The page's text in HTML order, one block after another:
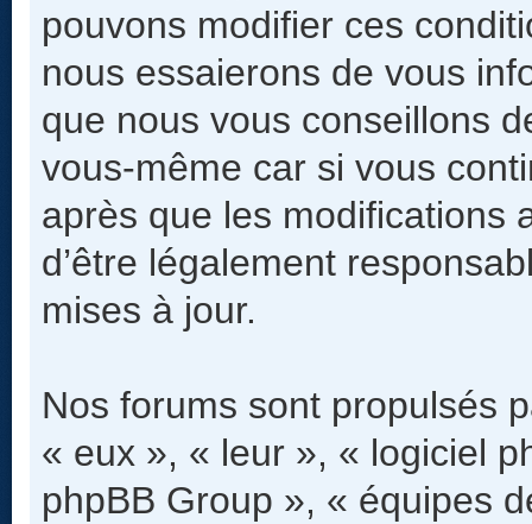
pouvons modifier ces
nous essaierons de vous
que nous vous conseillons
vous-même car si vous
après que les modifications
d’être légalement
mises à jour.
Nos forums sont propulsés
« eux », « leur », « logiciel
phpBB Group », « équipes